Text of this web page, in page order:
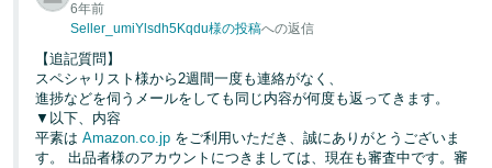
6年前
Seller_umiYlsdh5Kqdu様の投稿への返信
【追記質問】
スペシャリスト様から2週間一度も連絡がなく、
進捗などを伺うメールをしても同じ内容が何度も返ってきます。
▼以下、内容
平素はAmazon.co.jp をご利用いただき、誠にありがとうございま
す。 出品者様のアカウントにつきましては、現在も審査中です。審